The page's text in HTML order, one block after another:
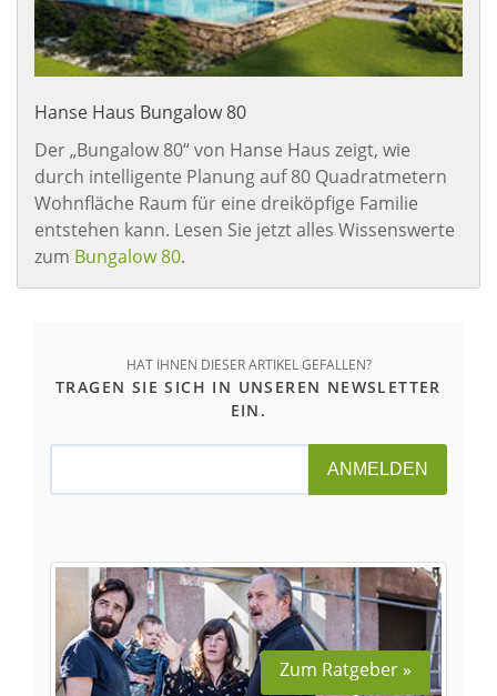
Hanse Haus Bungalow 80
Der „Bungalow 80“ von Hanse Haus zeigt, wie
durch intelligente Planung auf 80 Quadratmetern
Wohnfläche Raum für eine dreiköpfige Familie
entstehen kann. Lesen Sie jetzt alles Wissenswerte
zum Bungalow 80.
HAT IHNEN DIESER ARTIKEL GEFALLEN?
TRAGEN SIE SICH IN UNSEREN NEWSLETTER
EIN.
ANMELDEN
Zum Ratgeber »